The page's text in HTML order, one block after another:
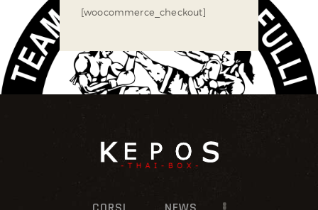
[woocommerce_checkout]